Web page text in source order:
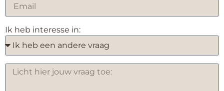
Ik heb interesse in: